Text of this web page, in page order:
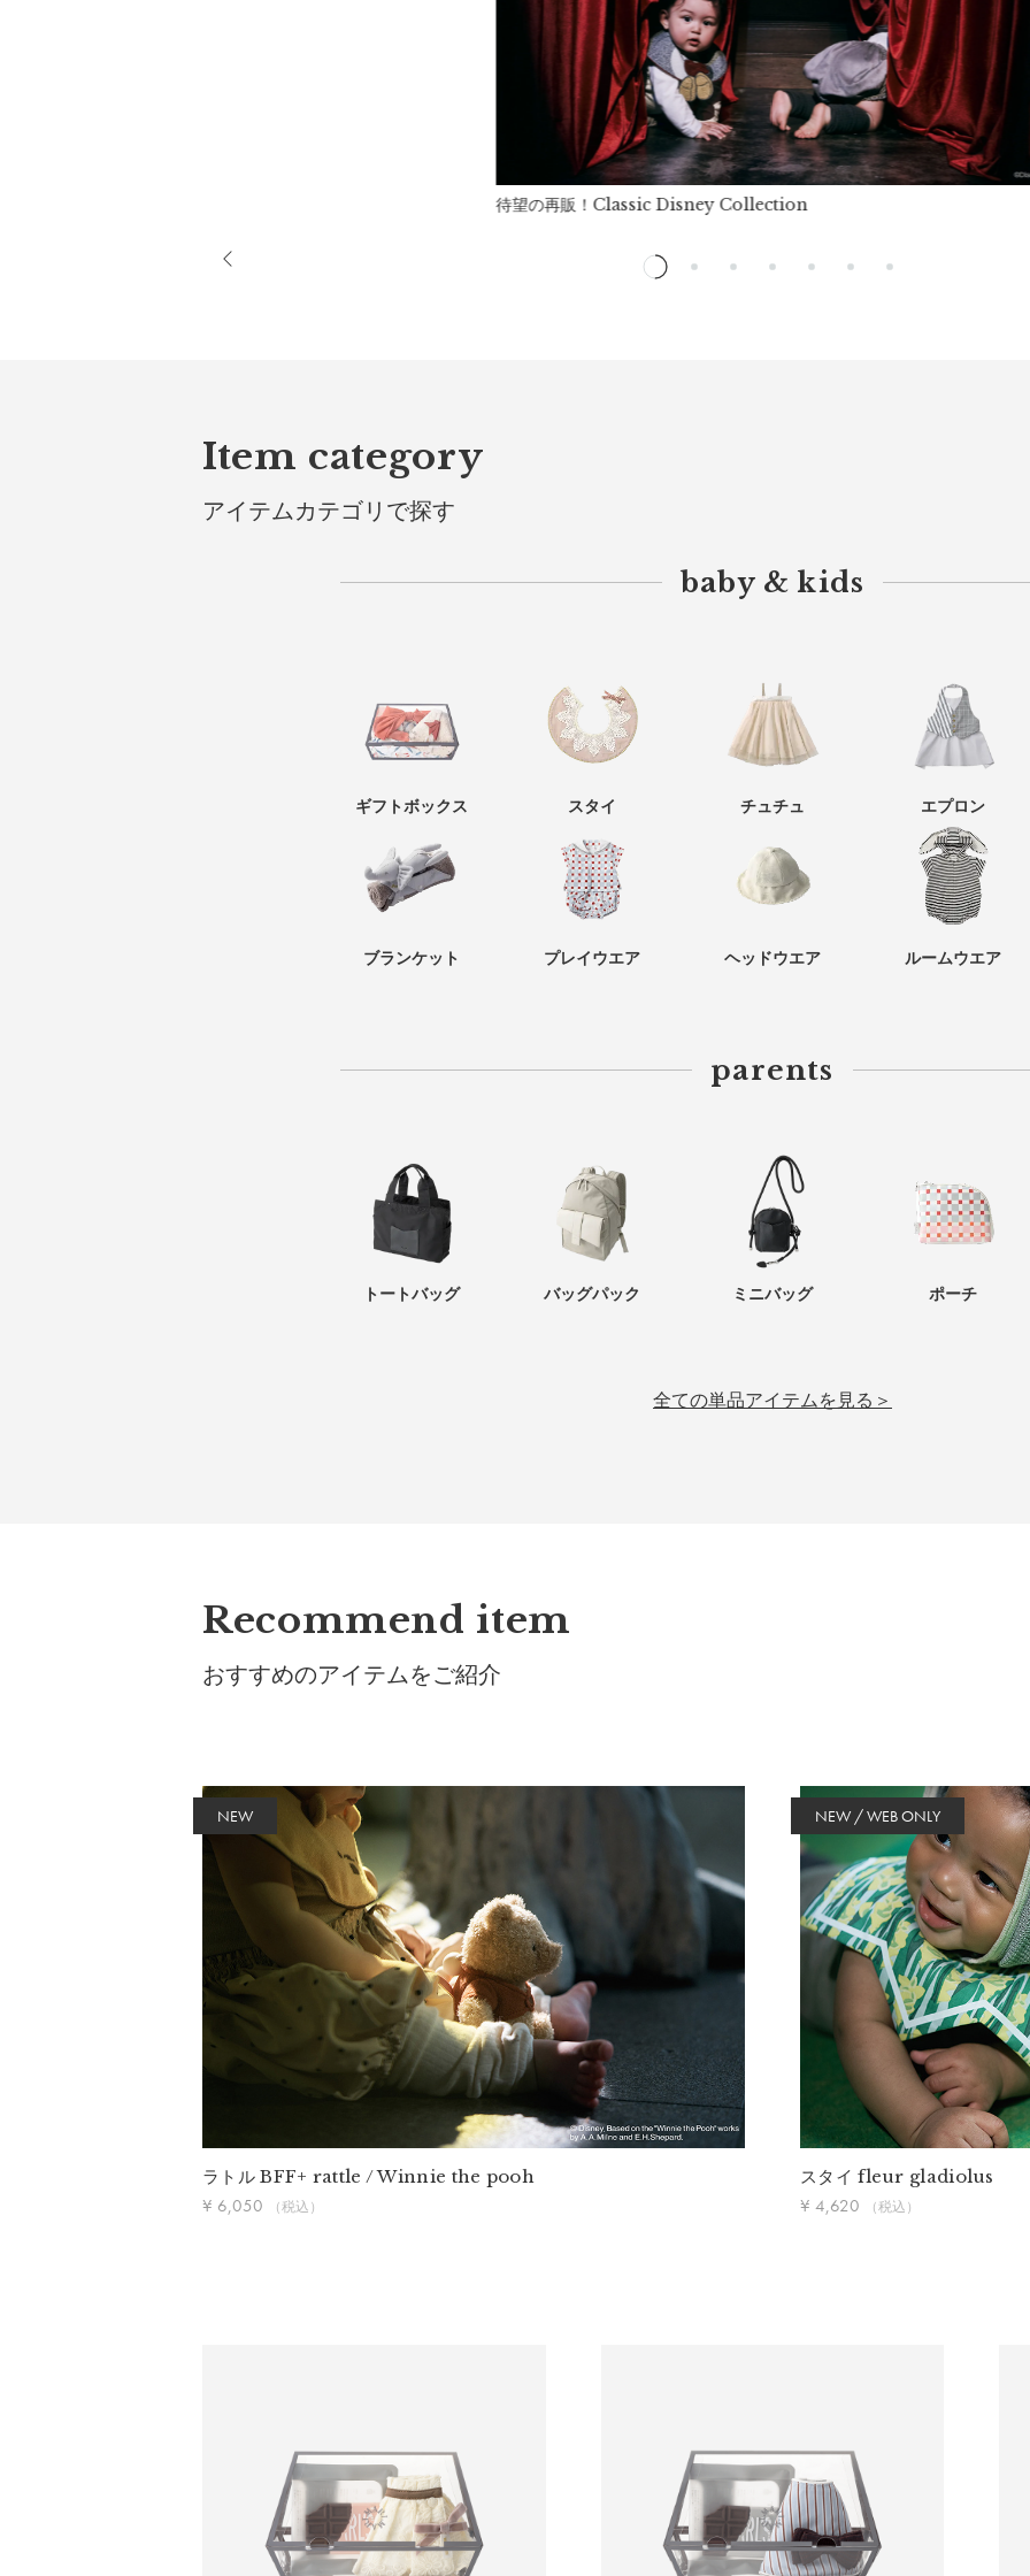
待望の再販！Classic Disney Collection
Item category
アイテムカテゴリで探す
baby & kids
ギフトボックス スタイ チュチュ エプロン
ブランケット プレイウエア ヘッドウエア ルームウエア
parents
トートバッグ バッグパック ミニバッグ ポーチ
全ての単品アイテムを見る＞
Recommend item
おすすめのアイテムをご紹介
NEW
ラトル BFF+ rattle / Winnie the pooh
¥ 6,050 （税込）
NEW / WEB ONLY
スタイ fleur gladiolus
¥ 4,620 （税込）